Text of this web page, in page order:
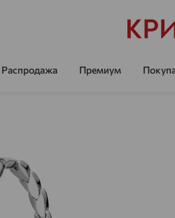
Распродажа Премиум